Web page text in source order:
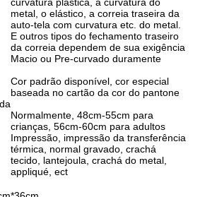
curvatura plástica, a curvatura do
metal, o elástico, a correia traseira da
auto-tela com curvatura etc. do metal.
E outros tipos do fechamento traseiro
da correia dependem de sua exigência
Macio ou Pre-curvado duramente
Cor padrão disponível, cor especial
baseada no cartão da cor do pantone
Normalmente, 48cm-55cm para
crianças, 56cm-60cm para adultos
Impressão, impressão da transferência
térmica, normal gravado, crachá
tecido, lantejoula, crachá do metal,
appliqué, ect